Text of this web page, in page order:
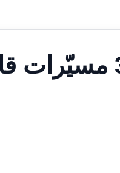
السعودية تعلن اعتراض